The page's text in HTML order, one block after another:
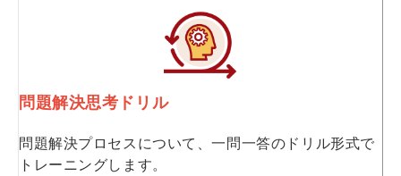
問題解決思考ドリル
問題解決プロセスについて、一問一答のドリル形式で
トレーニングします。